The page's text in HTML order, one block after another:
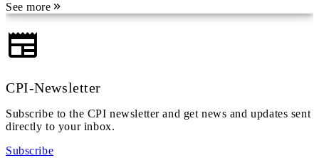
See more
CPI-Newsletter
Subscribe to the CPI newsletter and get news and updates sent
directly to your inbox.
Subscribe